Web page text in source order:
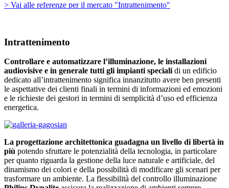
> Vai alle referenze per il mercato "Intrattenimento"
Intrattenimento
Controllare e automatizzare l’illuminazione, le installazioni
audiovisive e in generale tutti gli impianti specialidi un edificio
dedicato all’intrattenimento significa innanzitutto avere ben presenti
le aspettative dei clienti finali in termini di informazioni ed emozioni
e le richieste dei gestori in termini di semplicità d’uso ed efficienza
energetica.
La progettazione architettonica guadagna un livello di libertà in
più potendo sfruttare le potenzialità della tecnologia, in particolare
per quanto riguarda la gestione della luce naturale e artificiale, del
dinamismo dei colori e della possibilità di modificare gli scenari per
trasformare un ambiente. La flessibilità del controllo illuminazione